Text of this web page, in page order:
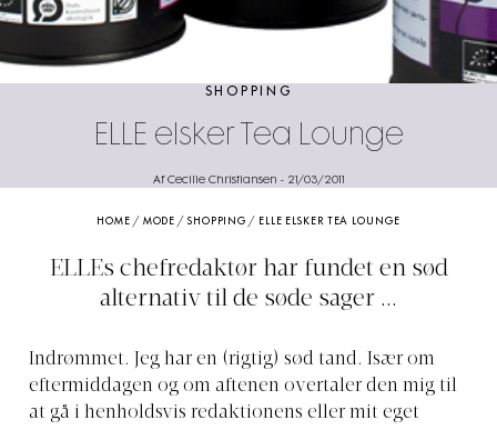
SHOPPING
ELLE elsker Tea Lounge
Af Cecilie Christiansen - 21/03/2011
HOME / MODE / SHOPPING / ELLE ELSKER TEA LOUNGE
ELLEs chefredaktør har fundet en sød
alternativ til de søde sager ...
Indrømmet. Jeg har en (rigtig) sød tand. Især om
eftermiddagen og om aftenen overtaler den mig til
at gå i henholdsvis redaktionens eller mit eget